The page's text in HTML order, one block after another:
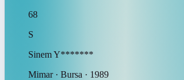
68
S
SinemY*******
Mimar · Bursa · 1989